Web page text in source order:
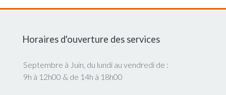
Horaires d'ouverture des services
Septembre à Juin, du lundi au vendredi de :
9h à 12h00 & de 14h à 18h00